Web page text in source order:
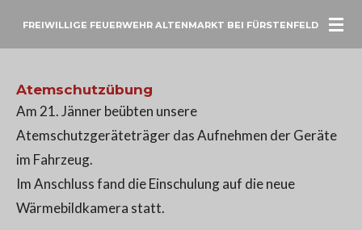
ZumFREIWILLIGE FEUERWEHR ALTENMARKT BEI FÜRSTENFELD
Atemschutzübung
Am 21. Jänner beübten unsere
Atemschutzgeräteträger das Aufnehmen der Geräte
im Fahrzeug.
Im Anschluss fand die Einschulung auf die neue
Wärmebildkamera statt.